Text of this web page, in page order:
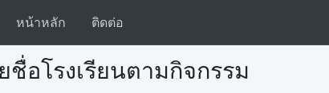
หน้าหลัก ติดต่อ
ชื่อโรงเรียนตามกิจกรรม